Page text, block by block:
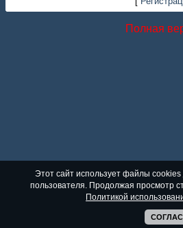
Полная
Этот сайт использует файлы
пользователя. Продолжая просмотр
Политикой